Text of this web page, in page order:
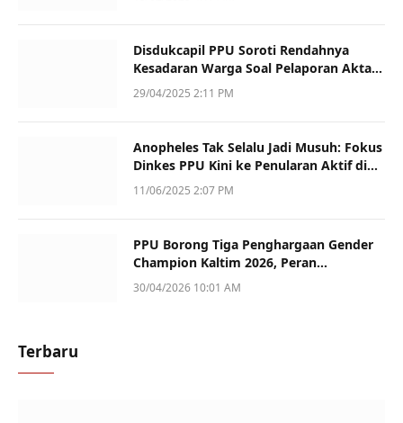
Disdukcapil PPU Soroti Rendahnya
Kesadaran Warga Soal Pelaporan Akta
Kematian
29/04/2025 2:11 PM
Anopheles Tak Selalu Jadi Musuh: Fokus
Dinkes PPU Kini ke Penularan Aktif di
Sotek
11/06/2025 2:07 PM
PPU Borong Tiga Penghargaan Gender
Champion Kaltim 2026, Peran
Perempuan Jadi Sorotan
30/04/2026 10:01 AM
Terbaru